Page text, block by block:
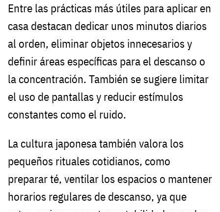
Entre las prácticas más útiles para aplicar en
casa destacan dedicar unos minutos diarios
al orden, eliminar objetos innecesarios y
definir áreas específicas para el descanso o
la concentración. También se sugiere limitar
el uso de pantallas y reducir estímulos
constantes como el ruido.
La cultura japonesa también valora los
pequeños rituales cotidianos, como
preparar té, ventilar los espacios o mantener
horarios regulares de descanso, ya que